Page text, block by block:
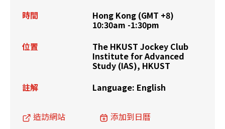
時間
Hong Kong (GMT +8)
10:30am -1:30pm
位置
The HKUST Jockey Club
Institute for Advanced
Study (IAS), HKUST
註解
Language: English
造訪網站 添加到日曆